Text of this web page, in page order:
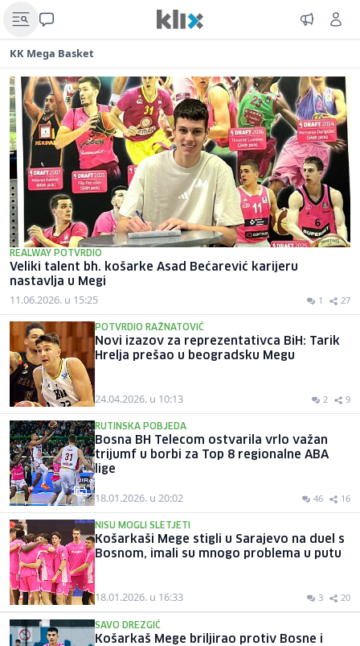
KK Mega Basket
REALWAY POTVRDIO
Veliki talent bh. košarke Asad Bećarević karijeru
nastavlja u Megi
11.06.2026. u 15:25 1 27
POTVRDIO RAŽNATOVIĆ
Novi izazov za reprezentativca BiH: Tarik
Hrelja prešao u beogradsku Megu
24.04.2026. u 10:13 2 9
RUTINSKA POBJEDA
Bosna BH Telecom ostvarila vrlo važan
trijumf u borbi za Top 8 regionalne ABA
lige
18.01.2026. u 20:02 46 16
NISU MOGLI SLETJETI
Košarkaši Mege stigli u Sarajevo na duel s
Bosnom, imali su mnogo problema u putu
18.01.2026. u 16:33 3 20
SAVO DREZGIĆ
Košarkaš Mege briljirao protiv Bosne i